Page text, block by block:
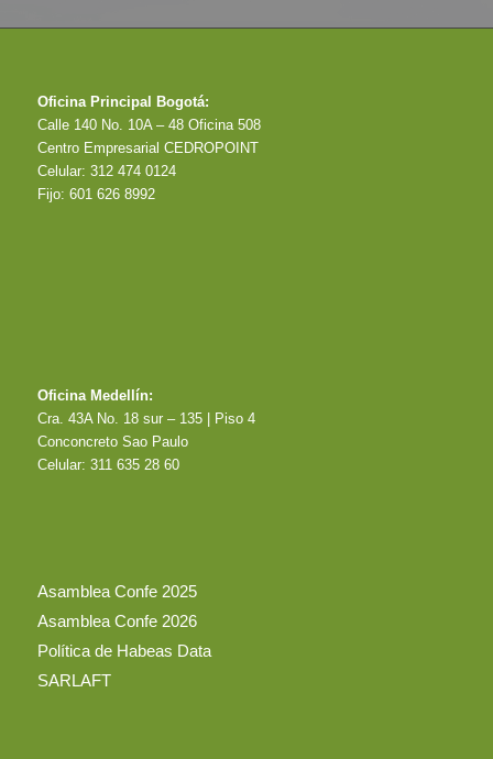
Oficina Principal Bogotá:
Calle 140 No. 10A – 48 Oficina 508
Centro Empresarial CEDROPOINT
Celular: 312 474 0124
Fijo: 601 626 8992
Oficina Medellín:
Cra. 43A No. 18 sur – 135 | Piso 4
Conconcreto Sao Paulo
Celular: 311 635 28 60
Asamblea Confe 2025
Asamblea Confe 2026
Política de Habeas Data
SARLAFT